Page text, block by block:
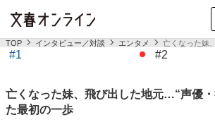
TOP インタビュー／対談 エンタメ 亡くなった妹
#1 #2
亡くなった妹、飛び出した地元…“声優
た最初の一歩